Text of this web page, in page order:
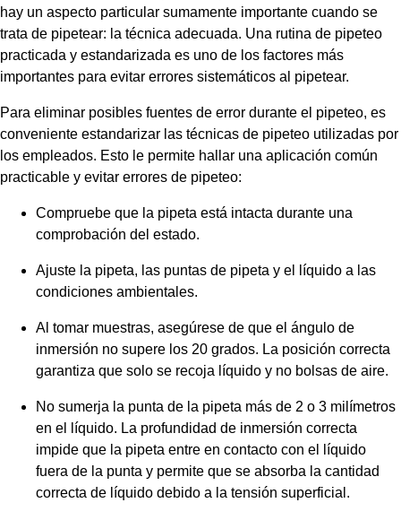
hay un aspecto particular sumamente importante cuando se
trata de pipetear: la técnica adecuada. Una rutina de pipeteo
practicada y estandarizada es uno de los factores más
importantes para evitar errores sistemáticos al pipetear.
Para eliminar posibles fuentes de error durante el pipeteo, es
conveniente estandarizar las técnicas de pipeteo utilizadas por
los empleados. Esto le permite hallar una aplicación común
practicable y evitar errores de pipeteo:
Compruebe que la pipeta está intacta durante una
comprobación del estado.
Ajuste la pipeta, las puntas de pipeta y el líquido a las
condiciones ambientales.
Al tomar muestras, asegúrese de que el ángulo de
inmersión no supere los 20 grados. La posición correcta
garantiza que solo se recoja líquido y no bolsas de aire.
No sumerja la punta de la pipeta más de 2 o 3 milímetros
en el líquido. La profundidad de inmersión correcta
impide que la pipeta entre en contacto con el líquido
fuera de la punta y permite que se absorba la cantidad
correcta de líquido debido a la tensión superficial.